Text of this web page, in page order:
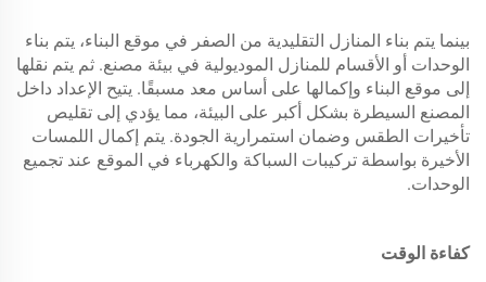
بينما يتم بناء المنازل التقليدية من الصفر في موقع البناء، يتم بناء
الوحدات أو الأقسام للمنازل الموديولية في بيئة مصنع. ثم يتم نقلها
إلى موقع البناء وإكمالها على أساس معد مسبقًا. يتيح الإعداد داخل
المصنع السيطرة بشكل أكبر على البيئة، مما يؤدي إلى تقليص
تأخيرات الطقس وضمان استمرارية الجودة. يتم إكمال اللمسات
الأخيرة بواسطة تركيبات السباكة والكهرباء في الموقع عند تجميع
الوحدات.
كفاءة الوقت